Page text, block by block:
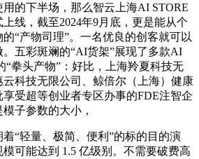
的下半场，那么智云上海AI STORE
线，截至2024年9月底，更是能从个
“产物司理”。一名优良的创客就可以
五彩斑斓的“AI货架”展现了多款AI
“拳头产物”：好比，上海羚夏科技无
科技无限公司、鲸倍尔（上海）健康
受超等创业者专区办事的FDE注智企
子参数的大小，
轻量、极简、便利”的标的目的演
可能达到 1.5 亿级别。不需要破费高